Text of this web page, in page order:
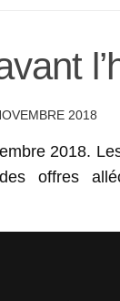
2018
2018.
offres